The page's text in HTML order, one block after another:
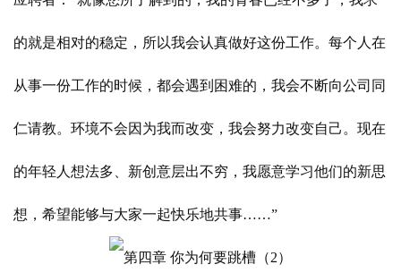
的就是相对的稳定，所以我会认真做好这份工作。每个人在
从事一份工作的时候，都会遇到困难的，我会不断向公司同
仁请教。环境不会因为我而改变，我会努力改变自己。现在
的年轻人想法多、新创意层出不穷，我愿意学习他们的新思
想，希望能够与大家一起快乐地共事……”